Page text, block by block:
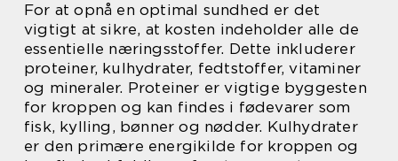
For at opnå en optimal sundhed er det
vigtigt at sikre, at kosten indeholder alle de
essentielle næringsstoffer. Dette inkluderer
proteiner, kulhydrater, fedtstoffer, vitaminer
og mineraler. Proteiner er vigtige byggesten
for kroppen og kan findes i fødevarer som
fisk, kylling, bønner og nødder. Kulhydrater
er den primære energikilde for kroppen og